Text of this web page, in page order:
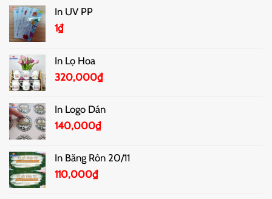
In UV PP
1₫
In Lọ Hoa
320,000₫
In Logo Dán
140,000₫
In Băng Rôn 20/11
110,000₫